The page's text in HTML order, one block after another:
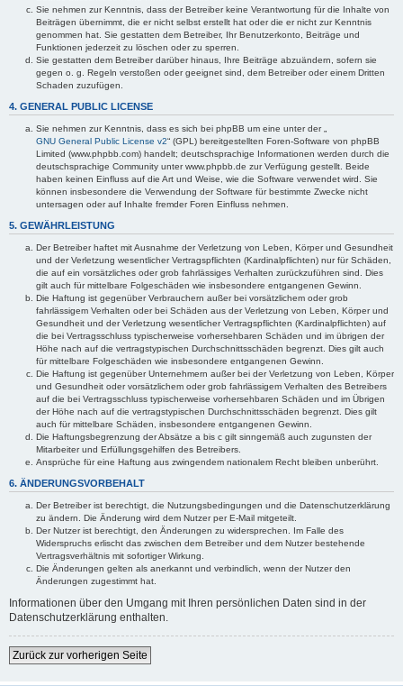
Sie nehmen zur Kenntnis, dass der Betreiber keine Verantwortung für die Inhalte von
Beiträgen übernimmt, die er nicht selbst erstellt hat oder die er nicht zur Kenntnis
genommen hat. Sie gestatten dem Betreiber, Ihr Benutzerkonto, Beiträge und
Funktionen jederzeit zu löschen oder zu sperren.
Sie gestatten dem Betreiber darüber hinaus, Ihre Beiträge abzuändern, sofern sie
gegen o. g. Regeln verstoßen oder geeignet sind, dem Betreiber oder einem Dritten
Schaden zuzufügen.
4. GENERAL PUBLIC LICENSE
Sie nehmen zur Kenntnis, dass es sich bei phpBB um eine unter der „
GNU General Public License v2“ (GPL) bereitgestellten Foren-Software von phpBB
Limited (www.phpbb.com) handelt; deutschsprachige Informationen werden durch die
deutschsprachige Community unter www.phpbb.de zur Verfügung gestellt. Beide
haben keinen Einfluss auf die Art und Weise, wie die Software verwendet wird. Sie
können insbesondere die Verwendung der Software für bestimmte Zwecke nicht
untersagen oder auf Inhalte fremder Foren Einfluss nehmen.
5. GEWÄHRLEISTUNG
Der Betreiber haftet mit Ausnahme der Verletzung von Leben, Körper und Gesundheit
und der Verletzung wesentlicher Vertragspflichten (Kardinalpflichten) nur für Schäden,
die auf ein vorsätzliches oder grob fahrlässiges Verhalten zurückzuführen sind. Dies
gilt auch für mittelbare Folgeschäden wie insbesondere entgangenen Gewinn.
Die Haftung ist gegenüber Verbrauchern außer bei vorsätzlichem oder grob
fahrlässigem Verhalten oder bei Schäden aus der Verletzung von Leben, Körper und
Gesundheit und der Verletzung wesentlicher Vertragspflichten (Kardinalpflichten) auf
die bei Vertragsschluss typischerweise vorhersehbaren Schäden und im übrigen der
Höhe nach auf die vertragstypischen Durchschnittsschäden begrenzt. Dies gilt auch
für mittelbare Folgeschäden wie insbesondere entgangenen Gewinn.
Die Haftung ist gegenüber Unternehmern außer bei der Verletzung von Leben, Körper
und Gesundheit oder vorsätzlichem oder grob fahrlässigem Verhalten des Betreibers
auf die bei Vertragsschluss typischerweise vorhersehbaren Schäden und im Übrigen
der Höhe nach auf die vertragstypischen Durchschnittsschäden begrenzt. Dies gilt
auch für mittelbare Schäden, insbesondere entgangenen Gewinn.
Die Haftungsbegrenzung der Absätze a bis c gilt sinngemäß auch zugunsten der
Mitarbeiter und Erfüllungsgehilfen des Betreibers.
Ansprüche für eine Haftung aus zwingendem nationalem Recht bleiben unberührt.
6. ÄNDERUNGSVORBEHALT
Der Betreiber ist berechtigt, die Nutzungsbedingungen und die Datenschutzerklärung
zu ändern. Die Änderung wird dem Nutzer per E-Mail mitgeteilt.
Der Nutzer ist berechtigt, den Änderungen zu widersprechen. Im Falle des
Widerspruchs erlischt das zwischen dem Betreiber und dem Nutzer bestehende
Vertragsverhältnis mit sofortiger Wirkung.
Die Änderungen gelten als anerkannt und verbindlich, wenn der Nutzer den
Änderungen zugestimmt hat.
Informationen über den Umgang mit Ihren persönlichen Daten sind in der
Datenschutzerklärung enthalten.
Zurück zur vorherigen Seite